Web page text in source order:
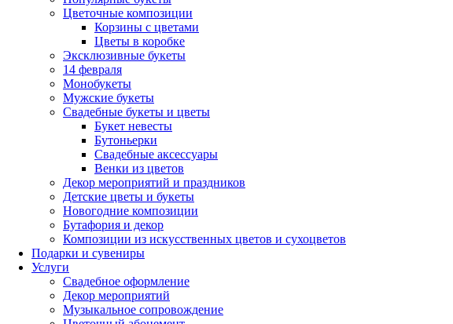
Цветочные композиции
Корзины с цветами
Цветы в коробке
Эксклюзивные букеты
14 февраля
Монобукеты
Мужские букеты
Свадебные букеты и цветы
Букет невесты
Бутоньерки
Свадебные аксессуары
Венки из цветов
Декор мероприятий и праздников
Детские цветы и букеты
Новогодние композиции
Бутафория и декор
Композиции из искусственных цветов и сухоцветов
Подарки и сувениры
Услуги
Свадебное оформление
Декор мероприятий
Музыкальное сопровождение